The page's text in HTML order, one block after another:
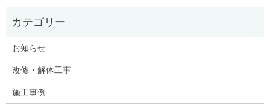
お知らせ
改修・解体工事
施工事例